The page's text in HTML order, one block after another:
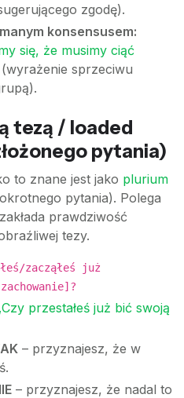
zgodę).
konsensusem:
się, że musimy ciąć
(wyrażenie sprzeciwu
tezą / loaded
pytania)
to znane jest jako plurium
pytania). Polega
prawdziwość
tezy.
zacząłeś już
przestałeś już bić swoją
– przyznajesz, że w
– przyznajesz, że nadal to